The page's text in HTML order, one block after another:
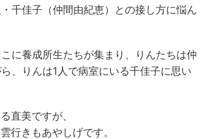
千佳子（仲間由紀恵）との接し方に悩ん
に養成所生たちが集まり、りんたちは仲
、りんは1人で病室にいる千佳子に思い
直美ですが、
行きもあやしげです。